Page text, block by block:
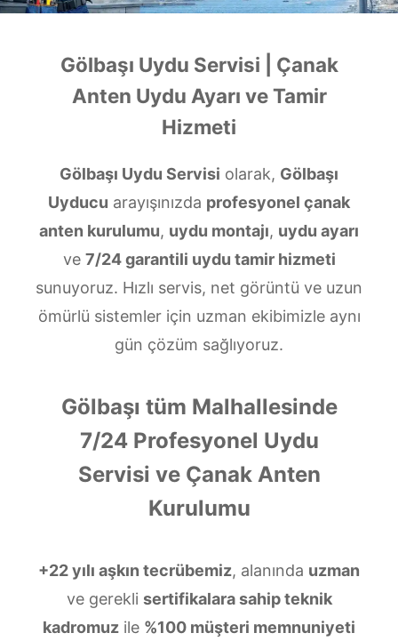
Gölbaşı Uydu Servisi | Çanak
Anten Uydu Ayarı ve Tamir
Hizmeti
Gölbaşı Uydu Servisi olarak, Gölbaşı
Uyducu arayışınızda profesyonel çanak
anten kurulumu, uydu montajı, uydu ayarı
ve 7/24 garantili uydu tamir hizmeti
sunuyoruz. Hızlı servis, net görüntü ve uzun
ömürlü sistemler için uzman ekibimizle aynı
gün çözüm sağlıyoruz.
Gölbaşı tüm Malhallesinde
7/24 Profesyonel Uydu
Servisi ve Çanak Anten
Kurulumu
+22 yılı aşkın tecrübemiz, alanında uzman
ve gerekli sertifikalara sahip teknik
kadromuz ile %100 müşteri memnuniyeti